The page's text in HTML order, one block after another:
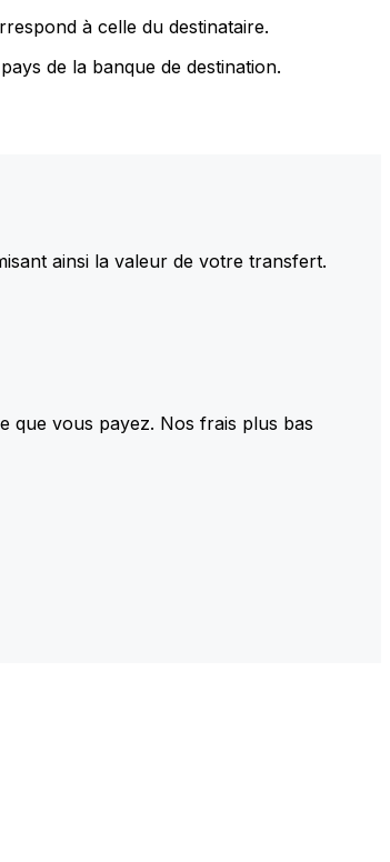
à celle du destinataire.
de la banque de destination.
ainsi la valeur de votre transfert.
que vous payez. Nos frais plus bas